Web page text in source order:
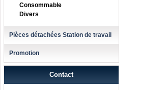
Consommable
Divers
Pièces détachées Station de travail
Promotion
Contact